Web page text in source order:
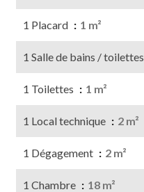
1 Placard 1 m²
1 Salle de bains / toilettes
1 Toilettes 1 m²
1 Local technique 2 m²
1 Dégagement 2 m²
1 Chambre 18 m²